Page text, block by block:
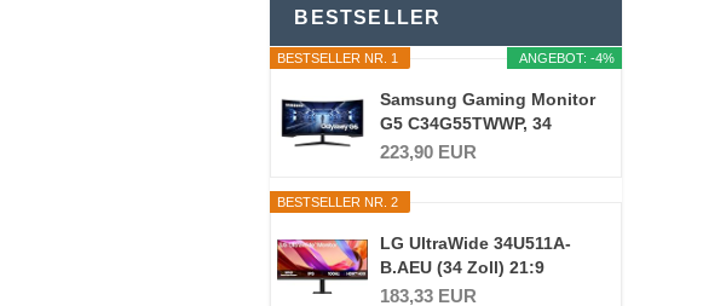
BESTSELLER
ANGEBOT: -4%
BESTSELLER NR. 1
Samsung Gaming Monitor
G5 C34G55TWWP, 34
Zoll...
223,90 EUR
BESTSELLER NR. 2
LG UltraWide 34U511A-
B.AEU (34 Zoll) 21:9
UWFHD...
183,33 EUR